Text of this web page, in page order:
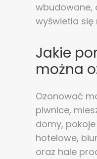
wbudowane,
wyświetla się
Jakie
można
Ozonować
piwnice,
domy,
hotelowe,
oraz hale